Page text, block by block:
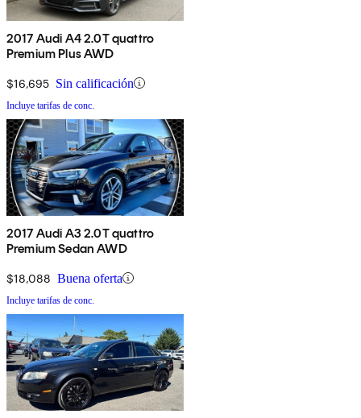
2017 Audi A4 2.0T quattro
Premium Plus AWD
$16,695 Sin calificación
Incluye tarifas de conc.
2017 Audi A3 2.0T quattro
Premium Sedan AWD
$18,088 Buena oferta
Incluye tarifas de conc.